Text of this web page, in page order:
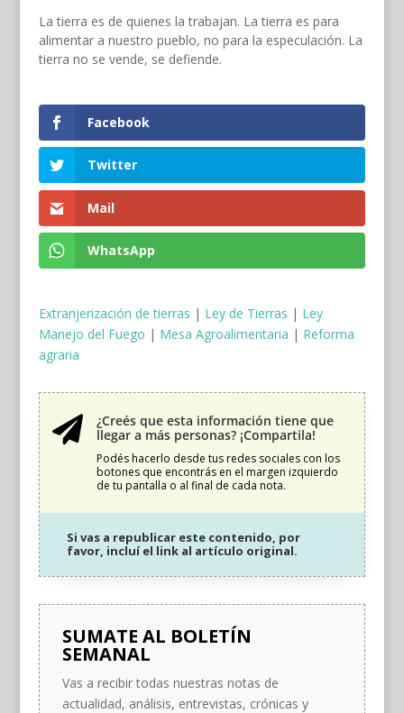
La tierra es de quienes la trabajan. La tierra es para
alimentar a nuestro pueblo, no para la especulación. La
tierra no se vende, se defiende.
Facebook
Twitter
Mail
WhatsApp
Extranjerización de tierras | Ley de Tierras | Ley
Manejo del Fuego | Mesa Agroalimentaria | Reforma
agraria

¿Creés que esta información tiene que
llegar a más personas? ¡Compartila!
Podés hacerlo desde tus redes sociales con los
botones que encontrás en el margen izquierdo
de tu pantalla o al final de cada nota.
Si vas a republicar este contenido, por
favor, incluí el link al artículo original.
SUMATE AL BOLETÍN
SEMANAL
Vas a recibir todas nuestras notas de
actualidad, análisis, entrevistas, crónicas y